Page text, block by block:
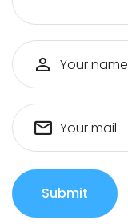
Your name
Your mail
Submit